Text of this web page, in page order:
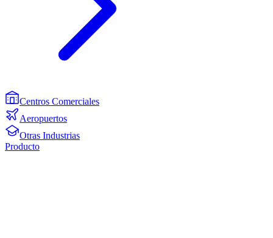
Centros Comerciales
Aeropuertos
Otras Industrias
Producto